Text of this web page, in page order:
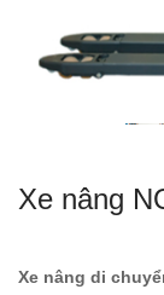
Xe nâng
Xe nâng di